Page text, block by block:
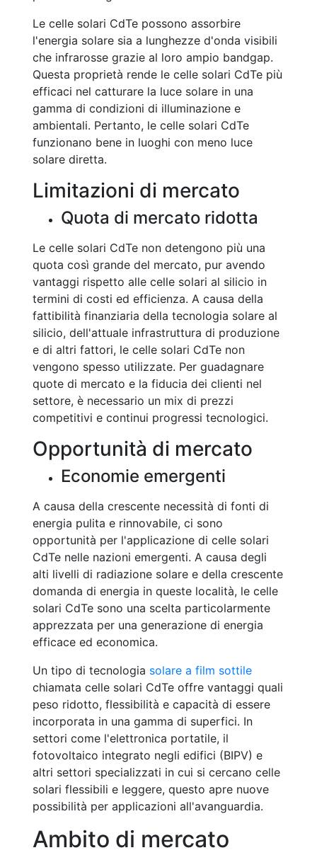
Le celle solari CdTe possono assorbire
l'energia solare sia a lunghezze d'onda visibili
che infrarosse grazie al loro ampio bandgap.
Questa proprietà rende le celle solari CdTe più
efficaci nel catturare la luce solare in una
gamma di condizioni di illuminazione e
ambientali. Pertanto, le celle solari CdTe
funzionano bene in luoghi con meno luce
solare diretta.
Limitazioni di mercato
Quota di mercato ridotta
Le celle solari CdTe non detengono più una
quota così grande del mercato, pur avendo
vantaggi rispetto alle celle solari al silicio in
termini di costi ed efficienza. A causa della
fattibilità finanziaria della tecnologia solare al
silicio, dell'attuale infrastruttura di produzione
e di altri fattori, le celle solari CdTe non
vengono spesso utilizzate. Per guadagnare
quote di mercato e la fiducia dei clienti nel
settore, è necessario un mix di prezzi
competitivi e continui progressi tecnologici.
Opportunità di mercato
Economie emergenti
A causa della crescente necessità di fonti di
energia pulita e rinnovabile, ci sono
opportunità per l'applicazione di celle solari
CdTe nelle nazioni emergenti. A causa degli
alti livelli di radiazione solare e della crescente
domanda di energia in queste località, le celle
solari CdTe sono una scelta particolarmente
apprezzata per una generazione di energia
efficace ed economica.
Un tipo di tecnologia solare a film sottile
chiamata celle solari CdTe offre vantaggi quali
peso ridotto, flessibilità e capacità di essere
incorporata in una gamma di superfici. In
settori come l'elettronica portatile, il
fotovoltaico integrato negli edifici (BIPV) e
altri settori specializzati in cui si cercano celle
solari flessibili e leggere, questo apre nuove
possibilità per applicazioni all'avanguardia.
Ambito di mercato